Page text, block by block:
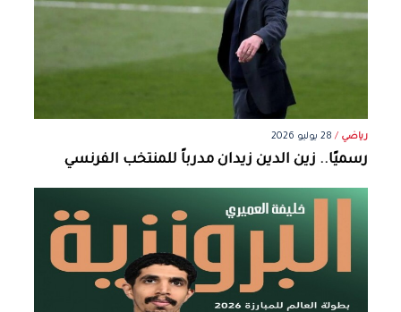
رياضي / 28 يوليو 2026
رسميًا.. زين الدين زيدان مدرباً للمنتخب الفرنسي